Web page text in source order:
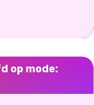
op mode: